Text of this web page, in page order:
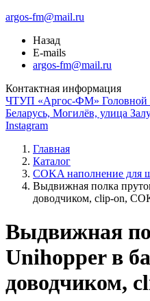
argos-fm@mail.ru
Назад
E-mails
argos-fm@mail.ru
Контактная информация
ЧТУП «Аргос-ФМ» Головной
Беларусь, Могилёв, улица
Instagram
Главная
Каталог
COKA наполнение для
Выдвижная полка
доводчиком, clip-on,
Выдвижная
Unihopper в
доводчиком,